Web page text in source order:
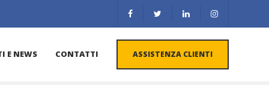
E NEWS CONTATTI ASSISTENZA CLIENTI